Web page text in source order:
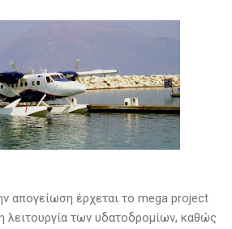
απογείωση έρχεται το mega project
λειτουργία των υδατοδρομίων, καθώς